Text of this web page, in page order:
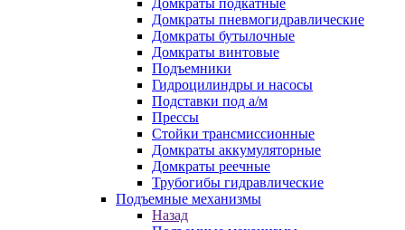
Домкраты подкатные
Домкраты пневмогидравлические
Домкраты бутылочные
Домкраты винтовые
Подъемники
Гидроцилиндры и насосы
Подставки под а/м
Прессы
Стойки трансмиссионные
Домкраты аккумуляторные
Домкраты реечные
Трубогибы гидравлические
Подъемные механизмы
Назад